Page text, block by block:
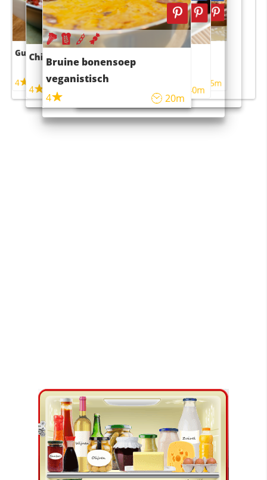
Guacamole
4
Chili con carne
4
Bruine bonensoep
veganistisch
4
20m
Sushi rijstsalade
maaltijdsalade
40m
4 55m